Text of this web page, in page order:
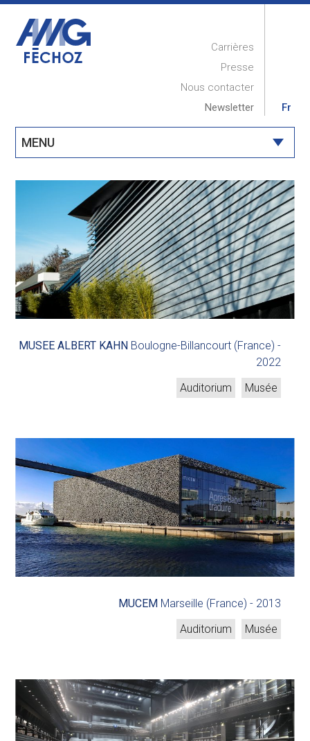
Carrières
Presse
Nous contacter
Newsletter
Fr
MENU
PRESENTATION
RÉALISATIONS
COMPÉTENCES
MAINTENANCE
MUSEE ALBERT KAHNBoulogne-Billancourt (France) -
2022
Auditorium
Musée
MUCEMMarseille (France) - 2013
Auditorium
Musée